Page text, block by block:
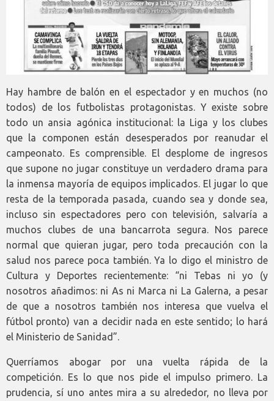
Hay hambre de balón en el espectador y en muchos (no
todos) de los futbolistas protagonistas. Y existe sobre
todo un ansia agónica institucional: la Liga y los clubes
que la componen están desesperados por reanudar el
campeonato. Es comprensible. El desplome de ingresos
que supone no jugar constituye un verdadero drama para
la inmensa mayoría de equipos implicados. El jugar lo que
resta de la temporada pasada, cuando sea y donde sea,
incluso sin espectadores pero con televisión, salvaría a
muchos clubes de una bancarrota segura. Nos parece
normal que quieran jugar, pero toda precaución con la
salud nos parece poca también. Ya lo digo el ministro de
Cultura y Deportes recientemente: “ni Tebas ni yo (y
nosotros añadimos: ni As ni Marca ni La Galerna, a pesar
de que a nosotros también nos interesa que vuelva el
fútbol pronto) van a decidir nada en este sentido; lo hará
el Ministerio de Sanidad”.
Querríamos abogar por una vuelta rápida de la
competición. Es lo que nos pide el impulso primero. La
prudencia, sí uno antes mira a su alrededor, no lleva por